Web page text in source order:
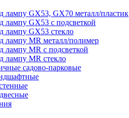
лампу GX53, GX70 металл/пластик
лампу GX53 с подсветкой
лампу GX53 стекло
лампу MR металл/полимер
лампу MR с подсветкой
лампу MR стекло
садово-парковые